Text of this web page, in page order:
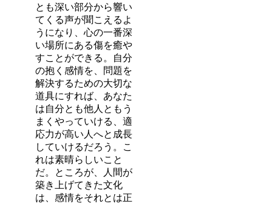
とも深い部分から響い
てくる声が聞こえるよ
うになり、心の一番深
い場所にある傷を癒や
すことができる。自分
の抱く感情を、問題を
解決するための大切な
道具にすれば、あなた
は自分とも他人ともう
まくやっていける、適
応力が高い人へと成長
していけるだろう。こ
れは素晴らしいこと
だ。ところが、人間が
築き上げてきた文化
は、感情をそれとは正